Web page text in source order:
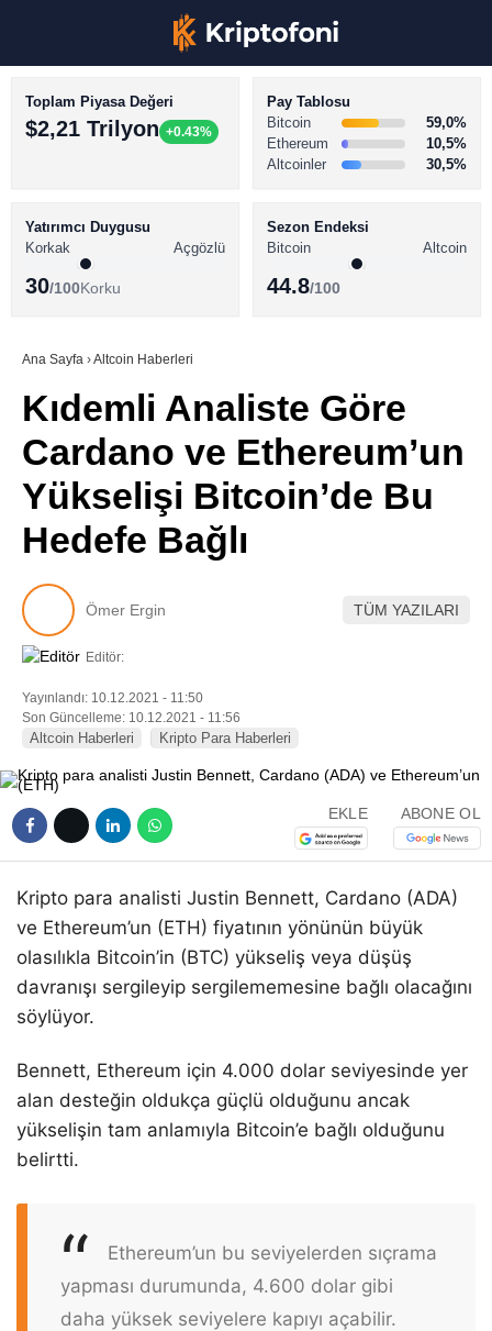
Youtube
TikTok
BİTCOİN HABERLERİ
ALTCOİN HABERLERİ
SÖZLÜK
Toplam Piyasa Değeri
$2,21 Trilyon +0.43%
Pay Tablosu
Bitcoin
59,0%
Ethereum
10,5%
Altcoinler
30,5%
Yatırımcı Duygusu
Korkak
Açgözlü
30/100Korku
Sezon Endeksi
Bitcoin
Altcoin
44.8/100
Ana Sayfa ›Altcoin Haberleri
Kıdemli Analiste Göre
Cardano ve Ethereum’un
Yükselişi Bitcoin’de Bu
Hedefe Bağlı
Ömer Ergin TÜM YAZILARI
Editör:
Yayınlandı: 10.12.2021 - 11:50
Son Güncelleme: 10.12.2021 - 11:56
Altcoin Haberleri Kripto Para Haberleri
EKLE ABONE OL
Kripto para analisti Justin Bennett, Cardano (ADA)
ve Ethereum’un (ETH) fiyatının yönünün büyük
olasılıkla Bitcoin’in (BTC) yükseliş veya düşüş
davranışı sergileyip sergilememesine bağlı olacağını
söylüyor.
Bennett, Ethereum için 4.000 dolar seviyesinde yer
alan desteğin oldukça güçlü olduğunu ancak
yükselişin tam anlamıyla Bitcoin’e bağlı olduğunu
belirtti.
Ethereum’un bu seviyelerden sıçrama
yapması durumunda, 4.600 dolar gibi
daha yüksek seviyelere kapıyı açabilir.